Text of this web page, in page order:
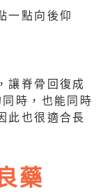
一點向後仰
讓脊骨回復成
時，也能同時
此也很適合長
藥